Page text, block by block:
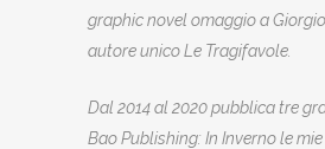
graphic novel omaggio a
autore unico Le Tragifavole.
Dal 2014 al 2020 pubblica tre
Bao Publishing: In Inverno le